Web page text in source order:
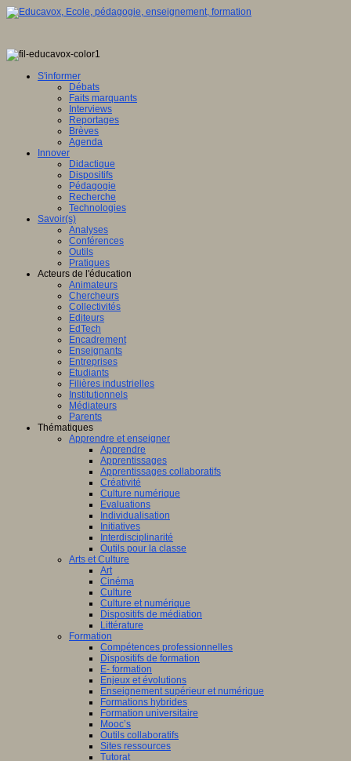
S'informer
Débats
Faits marquants
Interviews
Reportages
Brèves
Agenda
Innover
Didactique
Dispositifs
Pédagogie
Recherche
Technologies
Savoir(s)
Analyses
Conférences
Outils
Pratiques
Acteurs de l'éducation
Animateurs
Chercheurs
Collectivités
Editeurs
EdTech
Encadrement
Enseignants
Entreprises
Etudiants
Filières industrielles
Institutionnels
Médiateurs
Parents
Thématiques
Apprendre et enseigner
Apprendre
Apprentissages
Apprentissages collaboratifs
Créativité
Culture numérique
Evaluations
Individualisation
Initiatives
Interdisciplinarité
Outils pour la classe
Arts et Culture
Art
Cinéma
Culture
Culture et numérique
Dispositifs de médiation
Littérature
Formation
Compétences professionnelles
Dispositifs de formation
E- formation
Enjeux et évolutions
Enseignement supérieur et numérique
Formations hybrides
Formation universitaire
Mooc’s
Outils collaboratifs
Sites ressources
Tutorat